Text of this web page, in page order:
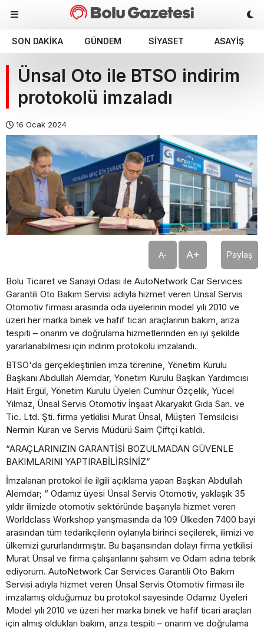
SON DAKIKA GÜNDEM SIYASET ASAYIŞ
Ünsal Oto ile BTSO indirim
protokolü imzaladı
16 Ocak 2024
A- A+ Paylaş
Bolu Ticaret ve Sanayi Odası ile AutoNetwork Car Services
Garantili Oto Bakım Servisi adıyla hizmet veren Ünsal Servis
Otomotiv firması arasında oda üyelerinin model yılı 2010 ve
üzeri her marka binek ve hafif ticari araçlarının bakım, arıza
tespiti – onarım ve doğrulama hizmetlerinden en iyi şekilde
yararlanabilmesi için indirim protokolü imzalandı.
BTSO'da gerçekleştirilen imza törenine, Yönetim Kurulu
Başkanı Abdullah Alemdar, Yönetim Kurulu Başkan Yardımcısı
Halit Ergül, Yönetim Kurulu Üyeleri Cumhur Özçelik, Yücel
Yılmaz, Ünsal Servis Otomotiv İnşaat Akaryakıt Gıda San. ve
Tic. Ltd. Şti. firma yetkilisi Murat Ünsal, Müşteri Temsilcisi
Nermin Kuran ve Servis Müdürü Saim Çiftçi katıldı.
“ARAÇLARINIZIN GARANTİSİ BOZULMADAN GÜVENLE
BAKIMLARINI YAPTIRABİLİRSİNİZ”
İmzalanan protokol ile ilgili açıklama yapan Başkan Abdullah
Alemdar; “ Odamız üyesi Ünsal Servis Otomotiv, yaklaşık 35
yıldır ilimizde otomotiv sektöründe başarıyla hizmet veren
Worldclass Workshop yarışmasında da 109 Ülkeden 7400 bayi
arasından tüm tedarikçilerin oylarıyla birinci seçilerek, ilimizi ve
ülkemizi gururlandırmıştır. Bu başarısından dolayı firma yetkilisi
Murat Ünsal ve firma çalışanlarını şahsım ve Odam adına tebrik
ediyorum. AutoNetwork Car Services Garantili Oto Bakım
Servisi adıyla hizmet veren Ünsal Servis Otomotiv firması ile
imzalamış olduğumuz bu protokol sayesinde Odamız Üyeleri
Model yılı 2010 ve üzeri her marka binek ve hafif ticari araçları
için almış oldukları bakım, arıza tespiti – onarım ve doğrulama